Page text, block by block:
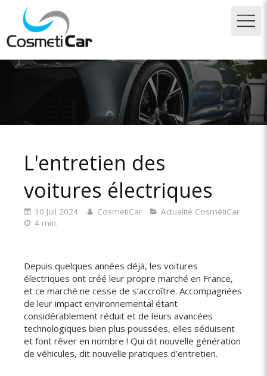
L'entretien des
voitures électriques
10 Juil 2024 CosmetiCar
Actualité CosmétiCar
4 min.
Depuis quelques années déjà, les voitures
électriques ont créé leur propre marché en France,
et ce marché ne cesse de s’accroître. Accompagnées
de leur impact environnemental étant
considérablement réduit et de leurs avancées
technologiques bien plus poussées, elles séduisent
et font rêver en nombre ! Qui dit nouvelle génération
de véhicules, dit nouvelle pratiques d’entretien.